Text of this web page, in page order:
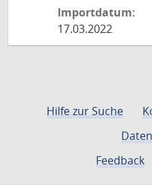
Importdatum:
17.03.2022
Hilfe zur Suche
Feedback